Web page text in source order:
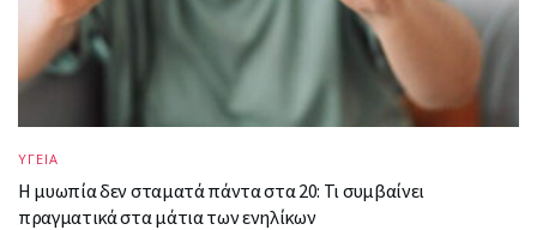
ΥΓΕΙΑ
Η μυωπία δεν σταματά πάντα στα 20: Τι συμβαίνει
πραγματικά στα μάτια των ενηλίκων